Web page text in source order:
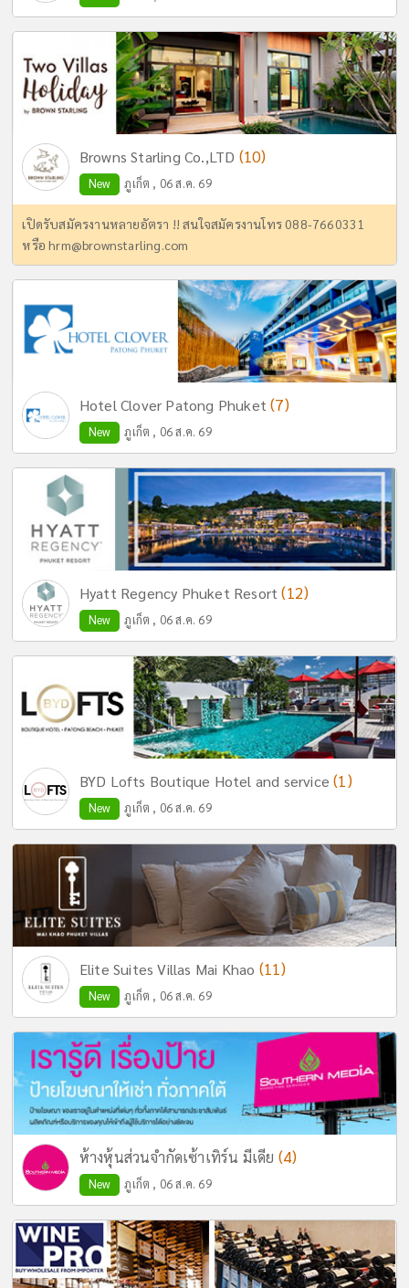
Browns Starling Co.,LTD (10)
New ภูเก็ต , 06 ส.ค. 69
เปิดรับสมัครงานหลายอัตรา !! สนใจสมัครงานโทร 088-7660331
หรือhrm@brownstarling.com
Hotel Clover Patong Phuket(7)
New ภูเก็ต , 06 ส.ค. 69
Hyatt Regency Phuket Resort(12)
New ภูเก็ต , 06 ส.ค. 69
BYD Lofts Boutique Hotel and service(1)
New ภูเก็ต , 06 ส.ค. 69
Elite Suites Villas Mai Khao (11)
New ภูเก็ต , 06 ส.ค. 69
ห้างหุ้นส่วนจำกัดเซ้าเทิร์น มีเดีย (4)
New ภูเก็ต , 06 ส.ค. 69